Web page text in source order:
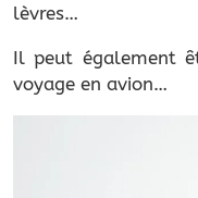
lèvres…
Il peut également
voyage en avion…